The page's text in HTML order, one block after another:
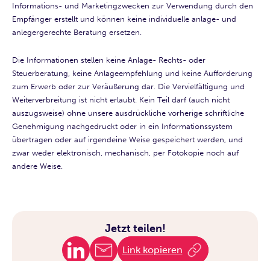
Informations- und Marketingzwecken zur Verwendung durch den
Empfänger erstellt und können keine individuelle anlage- und
anlegergerechte Beratung ersetzen.
Die Informationen stellen keine Anlage- Rechts- oder
Steuerberatung, keine Anlageempfehlung und keine Aufforderung
zum Erwerb oder zur Veräußerung dar. Die Vervielfältigung und
Weiterverbreitung ist nicht erlaubt. Kein Teil darf (auch nicht
auszugsweise) ohne unsere ausdrückliche vorherige schriftliche
Genehmigung nachgedruckt oder in ein Informationssystem
übertragen oder auf irgendeine Weise gespeichert werden, und
zwar weder elektronisch, mechanisch, per Fotokopie noch auf
andere Weise.
Jetzt teilen!
Link kopieren